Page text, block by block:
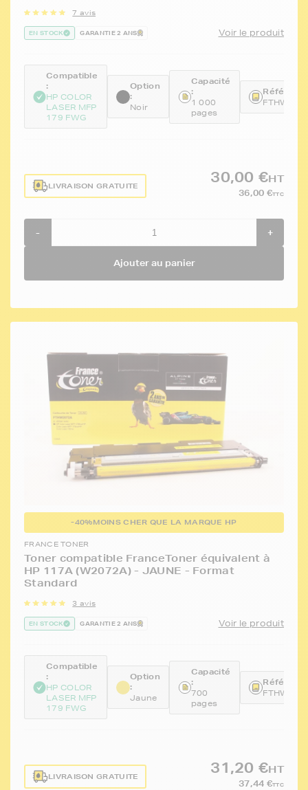
7 avis
EN STOCK GARANTIE 2 ANS Voir le produit
Compatible
:
HP COLOR
LASER MFP
179 FWG
Option
:
Noir
Capacité
:
1 000
pages
LIVRAISON GRATUITE
30,00 €HT
36,00 €TTC
- +
Ajouter au panier
-40%MOINS CHER QUE LA MARQUE HP
FRANCE TONER
Toner compatible FranceToner équivalent à
HP 117A (W2072A) - JAUNE - Format
Standard
3 avis
EN STOCK GARANTIE 2 ANS Voir le produit
Compatible
:
HP COLOR
LASER MFP
179 FWG
Option
:
Jaune
Capacité
:
700
pages
LIVRAISON GRATUITE
31,20 €HT
37,44 €TTC